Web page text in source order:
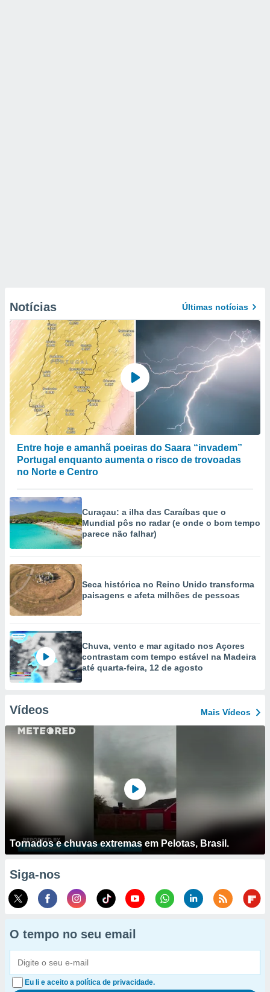
Notícias Últimas notícias
Entre hoje e amanhã poeiras do Saara “invadem”
Portugal enquanto aumenta o risco de trovoadas
no Norte e Centro
Curaçau: a ilha das Caraíbas que o
Mundial pôs no radar (e onde o bom tempo
parece não falhar)
Seca histórica no Reino Unido transforma
paisagens e afeta milhões de pessoas
Chuva, vento e mar agitado nos Açores
contrastam com tempo estável na Madeira
até quarta-feira, 12 de agosto
Vídeos Mais Vídeos
Tornados e chuvas extremas em Pelotas, Brasil.
Siga-nos
O tempo no seu email
Eu li e aceito a política de privacidade.